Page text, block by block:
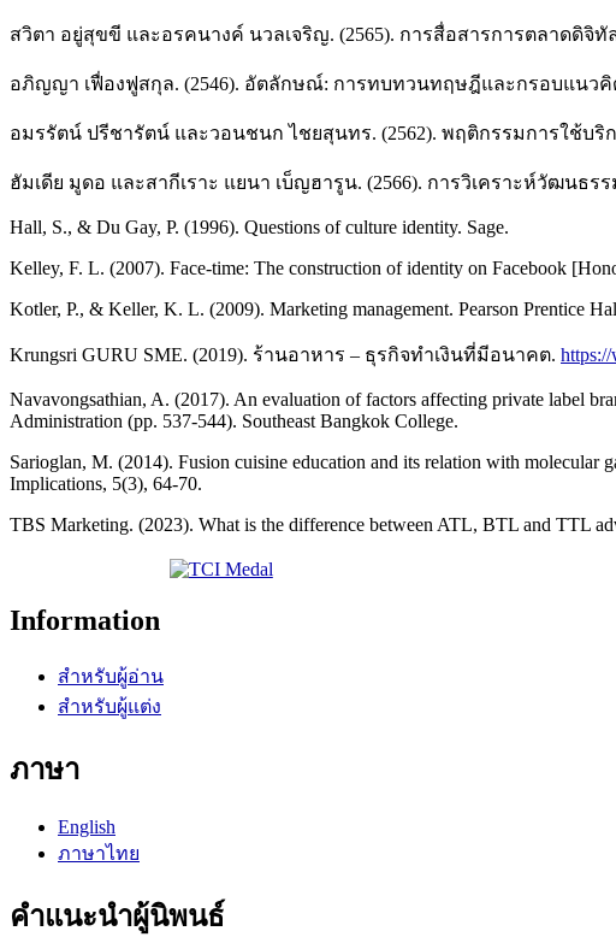
สวิตา อยู่สุขขี และอรคนางค์ นวลเจริญ. (2565). การสื่อสารการตลาดดิจิทั
อภิญญา เฟื่องฟูสกุล. (2546). อัตลักษณ์: การทบทวนทฤษฎีและกรอบแนว
อมรรัตน์ ปรีชารัตน์ และวอนชนก ไชยสุนทร. (2562). พฤติกรรมการใช้บริ
ฮัมเดีย มูดอ และสากีเราะ แยนา เบ็ญฮารูน. (2566). การวิเคราะห์วัฒนธ
Hall, S., & Du Gay, P. (1996). Questions of culture identity. Sage.
Kelley, F. L. (2007). Face-time: The construction of identity on Facebook
Kotler, P., & Keller, K. L. (2009). Marketing management. Pearson Prentice
Krungsri GURU SME. (2019). ร้านอาหาร – ธุรกิจทำเงินที่มีอนาคต.
Navavongsathian, A. (2017). An evaluation of factors affecting private label
Administration (pp. 537-544). Southeast Bangkok College.
Sarioglan, M. (2014). Fusion cuisine education and its relation with molecular
Implications, 5(3), 64-70.
TBS Marketing. (2023). What is the difference between ATL, BTL and TTL
Information
สำหรับผู้อ่าน
สำหรับผู้แต่ง
ภาษา
English
ภาษาไทย
คำแนะนำผู้นิพนธ์